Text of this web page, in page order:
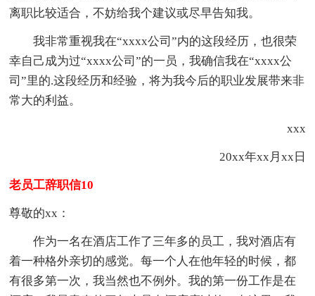
离职比较适合，不妨给我个建议或尽早告知我。
我非常重视我在“xxxx公司”内的这段经历，也很荣
幸自己成为过“xxxx公司”的一员，我确信我在“xxxx公
司”里的.这段经历和经验，将为我今后的职业发展带来非
常大的利益。
xxx
20xx年xx月xx日
老员工辞职信10
尊敬的xx：
作为一名在酒店工作了三年多的员工，我对酒店有
着一种格外亲切的感觉。每一个人在他年轻的时候，都
有很多第一次，我当然也不例外。我的第一份工作是在